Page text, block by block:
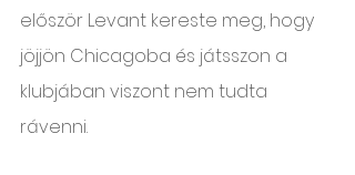
először Levant kereste meg, hogy
jöjjön Chicagoba és játsszon a
klubjában viszont nem tudta
rávenni.